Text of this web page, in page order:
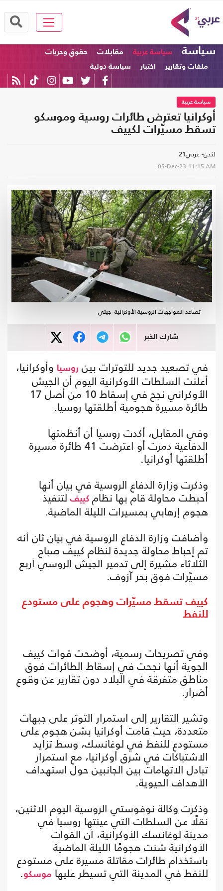
سياسة سياسة عربية مقابلات
حقوق وحريات
ملفات وتقارير
اختبار سياسة دولية
سياسة عربية
أوكرانيا تعترض طائرات روسية وموسكو
تسقط مسيّرات لكييف
لندن- عربي21
05-Dec-23 11:15 AM
تصاعد المواجهات الروسية الأوكرانية- جيتي
شارك الخبر
في تصعيد جديد للتوترات بين روسيا وأوكرانيا،
أعلنت السلطات الأوكرانية اليوم أن الجيش
الأوكراني نجح في إسقاط 10 من أصل 17
طائرة مسيرة هجومية أطلقتها روسيا.
وفي المقابل، أكدت روسيا أن أنظمتها
الدفاعية دمرت أو اعترضت 41 طائرة مسيرة
أطلقتها أوكرانيا.
وذكرت وزارة الدفاع الروسية في بيان أنها
أحبطت محاولة قام بها نظام كييف لتنفيذ
هجوم إرهابي بمسيرات الليلة الماضية.
وأضافت وزارة الدفاع الروسية في بيان ثان أنه
تم إحباط محاولة جديدة لنظام كييف صباح
الثلاثاء مشيرة إلى تدمير الجيش الروسي أربع
مسيّرات فوق بحر آزوف.
كييف تسقط مسيّرات وهجوم على مستودع
للنفط
وفي تصريحات رسمية، أوضحت قوات كييف
الجوية أنها نجحت في إسقاط الطائرات فوق
مناطق متفرقة في البلاد دون تقارير عن وقوع
أضرار.
وتشير التقارير إلى استمرار التوتر على جبهات
متعددة، حيث قامت أوكرانيا بشن هجوم على
مستودع للنفط في لوغانسك، وسط تزايد
الاشتباكات في شرق أوكرانيا، مع استمرار
تبادل الاتهامات بين الجانبين حول استهداف
الأهداف الحيوية.
وذكرت وكالة نوفوستي الروسية اليوم الاثنين،
نقلًا عن السلطات التي عينتها روسيا في
مدينة لوغانسك الأوكرانية، أن القوات
الأوكرانية شنت هجومًا الليلة الماضية
باستخدام طائرات مقاتلة مسيرة على مستودع
للنفط في المدينة التي تسيطر عليها موسكو.